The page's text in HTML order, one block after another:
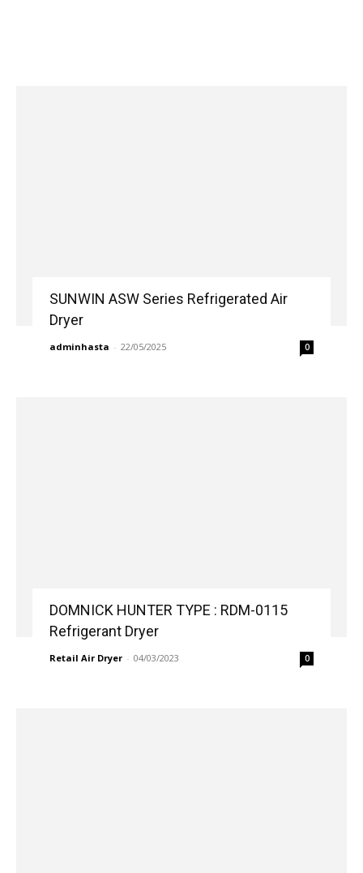
SUNWIN ASW Series Refrigerated Air
Dryer
adminhasta - 22/05/2025 0
DOMNICK HUNTER TYPE : RDM-0115
Refrigerant Dryer
Retail Air Dryer - 04/03/2023 0